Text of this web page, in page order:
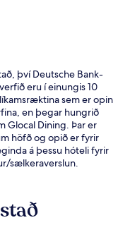
því Deutsche Bank-
eru í einungis 10
sem er opin
en þegar hungrið
Glocal Dining. Þar er
höfð og opið er fyrir
á þessu hóteli fyrir
sælkeraverslun.
mjög ánægðir en